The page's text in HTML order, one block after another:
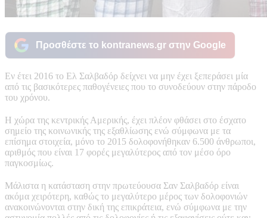
Προσθέστε το kontranews.gr στην Google
Εν έτει 2016 το Ελ Σαλβαδόρ δείχνει να μην έχει ξεπεράσει μία
από τις βασικότερες παθογένειες που το συνοδεύουν στην πάροδο
του χρόνου.
Η χώρα της κεντρικής Αμερικής, έχει πλέον φθάσει στο έσχατο
σημείο της κοινωνικής της εξαθλίωσης ενώ σύμφωνα με τα
επίσημα στοιχεία, μόνο το 2015 δολοφονήθηκαν 6.500 άνθρωποι,
αριθμός που είναι 17 φορές μεγαλύτερος από τον μέσο όρο
παγκοσμίως.
Μάλιστα η κατάσταση στην πρωτεύουσα Σαν Σαλβαδόρ είναι
ακόμα χειρότερη, καθώς το μεγαλύτερο μέρος των δολοφονιών
ανακοινώνονται στην δική της επικράτεια, ενώ σύμφωνα με την